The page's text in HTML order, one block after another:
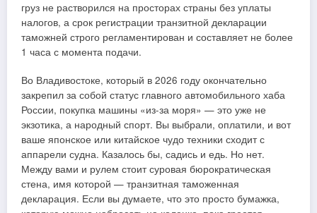
груз не растворился на просторах страны без уплаты
налогов, а срок регистрации транзитной декларации
таможней строго регламентирован и составляет не более
1 часа с момента подачи.
Во Владивостоке, который в 2026 году окончательно
закрепил за собой статус главного автомобильного хаба
России, покупка машины «из-за моря» — это уже не
экзотика, а народный спорт. Вы выбрали, оплатили, и вот
ваше японское или китайское чудо техники сходит с
аппарели судна. Казалось бы, садись и едь. Но нет.
Между вами и рулем стоит суровая бюрократическая
стена, имя которой — транзитная таможенная
декларация. Если вы думаете, что это просто бумажка,